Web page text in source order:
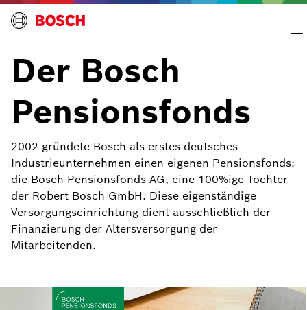
Der Bosch
Pensionsfonds
2002 gründete Bosch als erstes deutsches
Industrieunternehmen einen eigenen Pensionsfonds:
die Bosch Pensionsfonds AG, eine 100%ige Tochter
der Robert Bosch GmbH. Diese eigenständige
Versorgungseinrichtung dient ausschließlich der
Finanzierung der Altersversorgung der
Mitarbeitenden.